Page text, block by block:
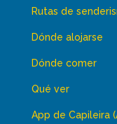
Rutas de
Dónde alojarse
Dónde comer
Qué ver
App de Capileira